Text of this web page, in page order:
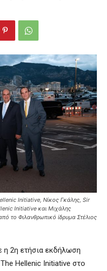
Initiative, Νίκος Γκάλης, Sir
Initiative και Μιχάλης
το Φιλανθρωπικό ίδρυμα Στέλιος
η 2η ετήσια εκδήλωση
Hellenic Initiative στο